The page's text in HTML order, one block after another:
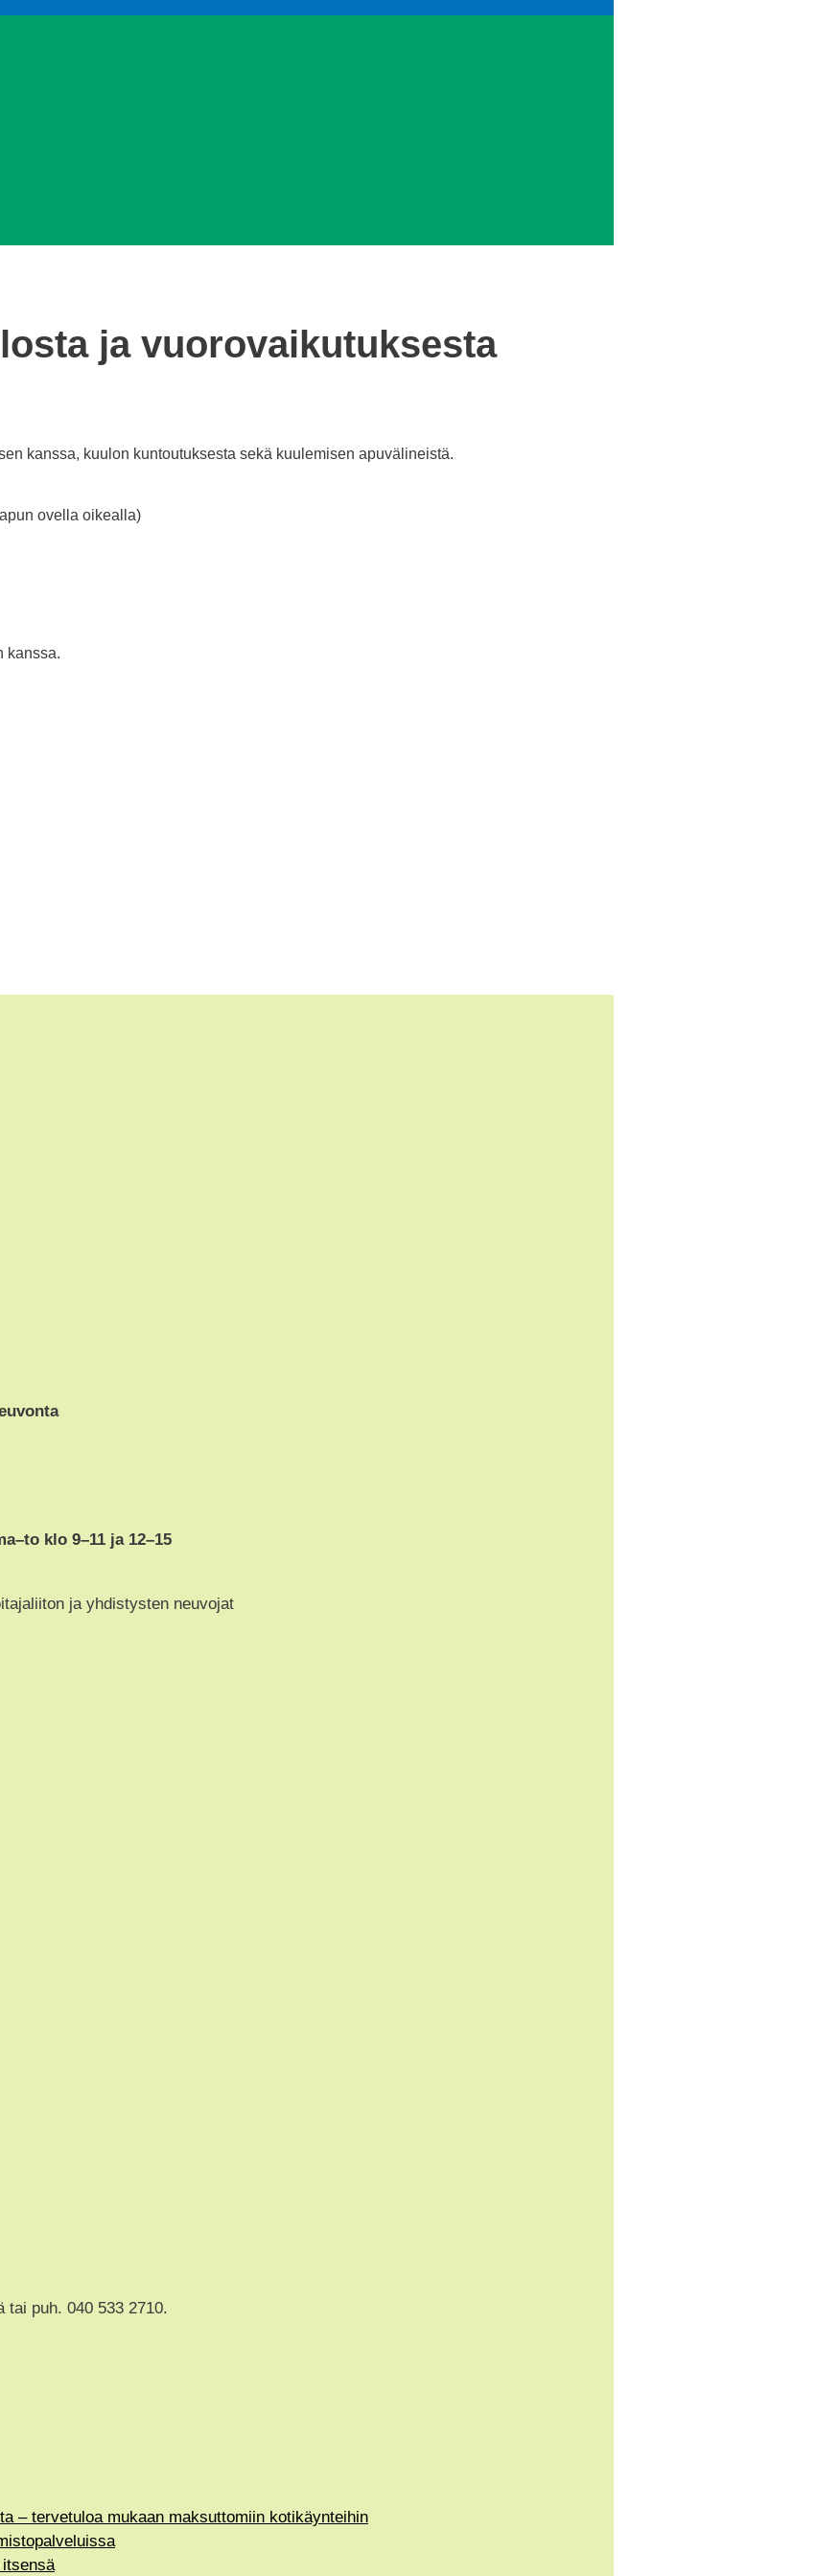
ja vuorovaikutuksesta
kanssa, kuulon kuntoutuksesta sekä kuulemisen apuvälineistä.
ovella oikealla)
kanssa.
klo 9–11 ja 12–15
ja yhdistysten neuvojat
puh. 040 533 2710.
– tervetuloa mukaan maksuttomiin kotikäynteihin